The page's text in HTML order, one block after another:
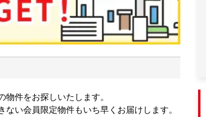
件をお探しいたします。
い会員限定物件もいち早くお届けします。